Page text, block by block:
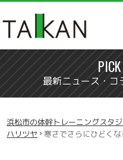
最新ニュース・
浜松市の体幹トレーニングスタジ
ハリツヤ >寒さでさらにひどくな